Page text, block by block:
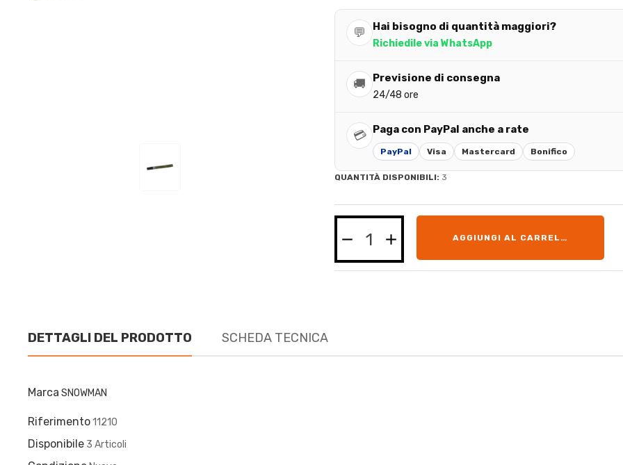
💬 Hai bisogno di quantità maggiori?
Richiedile via WhatsApp
🚚 Previsione di consegna
24/48 ore
💳 Paga con PayPal anche a rate
PayPal Visa Mastercard Bonifico
QUANTITÀ DISPONIBILI: 3
AGGIUNGI AL CARRELLO
DETTAGLI DEL PRODOTTO SCHEDA TECNICA
Marca SNOWMAN
Riferimento11210
Disponibile 3 Articoli